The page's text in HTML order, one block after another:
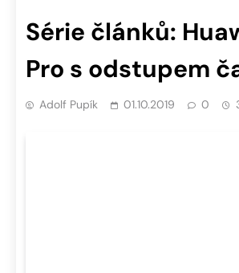
Série článků:
Pro s odstupem
Adolf Pupík 01.10.2019 0